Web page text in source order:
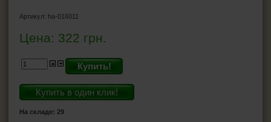
Артикул: ha-016011
Цена: 322 грн.
Купить!
Купить в один клик!
На складе: 29
Машинки для резки табака
ПЕПЕЛЬНИЦЫ
HEADSHOP (ХЭДШОП)